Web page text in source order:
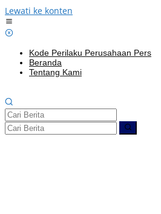
Lewati ke konten
Kode Perilaku Perusahaan Pers
Beranda
Tentang Kami